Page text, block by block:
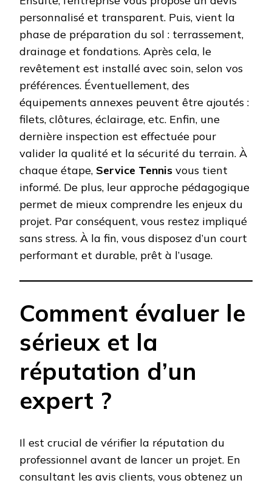
personnalisé et transparent. Puis, vient la
phase de préparation du sol : terrassement,
drainage et fondations. Après cela, le
revêtement est installé avec soin, selon vos
préférences. Éventuellement, des
équipements annexes peuvent être ajoutés :
filets, clôtures, éclairage, etc. Enfin, une
dernière inspection est effectuée pour
valider la qualité et la sécurité du terrain. À
chaque étape, Service Tennis vous tient
informé. De plus, leur approche pédagogique
permet de mieux comprendre les enjeux du
projet. Par conséquent, vous restez impliqué
sans stress. À la fin, vous disposez d’un court
performant et durable, prêt à l’usage.
Comment évaluer le
sérieux et la
réputation d’un
expert ?
Il est crucial de vérifier la réputation du
professionnel avant de lancer un projet. En
consultant les avis clients, vous obtenez un